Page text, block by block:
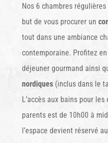
Nos 6 chambres
but de vous procurer un
tout dans une ambiance
contemporaine. Profitez
déjeuner gourmand ainsi
nordiques(inclus dans le
L’accès aux bains pour
parents est de 10h00 à
l’espace devient réservé